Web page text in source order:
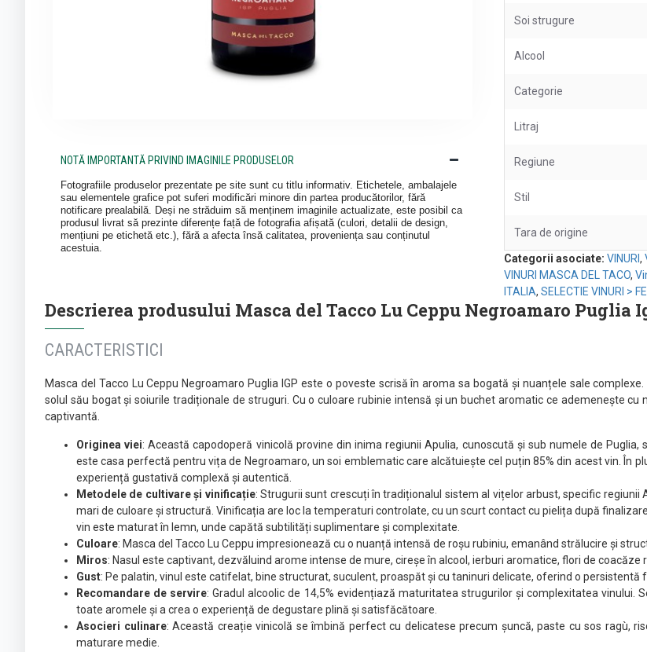
NOTĂ IMPORTANTĂ PRIVIND IMAGINILE PRODUSELOR
Fotografiile produselor prezentate pe site sunt cu titlu informativ. Etichetele, ambalajele
sau elementele grafice pot suferi modificări minore din partea producătorilor, fără
notificare prealabilă. Deși ne străduim să menținem imaginile actualizate, este posibil ca
produsul livrat să prezinte diferențe față de fotografia afișată (culori, detalii de design,
mențiuni pe etichetă etc.), fără a afecta însă calitatea, proveniența sau conținutul
acestuia.
Soi strugure
Alcool
Categorie
Litraj
Regiune
Stil
Tara de origine
Categorii asociate: VINURI ,
VINURI MASCA DEL TACO,
ITALIA, SELECTIE VINURI >
Descrierea produsului Masca del Tacco Lu Ceppu Negroamaro Puglia
CARACTERISTICI
Masca del Tacco Lu Ceppu Negroamaro Puglia IGP este o poveste scrisă în aroma sa bogată și nuanțele sale
solul său bogat și soiurile tradiționale de struguri. Cu o culoare rubinie intensă și un buchet aromatic ce ademenește
captivantă.
Originea viei: Această capodoperă vinicolă provine din inima regiunii Apulia, cunoscută și sub numele de
este casa perfectă pentru vița de Negroamaro, un soi emblematic care alcătuiește cel puțin 85% din acest vin. În
experiență gustativă complexă și autentică.
Metodele de cultivare și vinificație: Strugurii sunt crescuți în tradiționalul sistem al vițelor arbust, specific
mari de culoare și structură. Vinificația are loc la temperaturi controlate, cu un scurt contact cu pielița după
vin este maturat în lemn, unde capătă subtilități suplimentare și complexitate.
Culoare: Masca del Tacco Lu Ceppu impresionează cu o nuanță intensă de roșu rubiniu, emanând strălucire și
Miros: Nasul este captivant, dezvăluind arome intense de mure, cireșe în alcool, ierburi aromatice, flori de
Gust: Pe palatin, vinul este catifelat, bine structurat, suculent, proaspăt și cu taninuri delicate, oferind o persistentă
Recomandare de servire: Gradul alcoolic de 14,5% evidențiază maturitatea strugurilor și complexitatea
toate aromele și a crea o experiență de degustare plină și satisfăcătoare.
Asocieri culinare: Această creație vinicolă se îmbină perfect cu delicatese precum șuncă, paste cu sos ragù,
maturare medie.